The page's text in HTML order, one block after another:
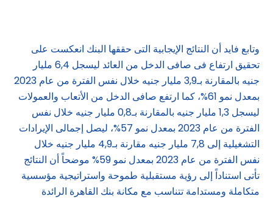
وتابع فايد أن النتائج الإيجابية التى حققها البنك انعكست على
تحقيق ارتفاع فى صافى الدخل من العائد ليسجل 6,4 مليار
جنيه بالمقارنة بـ3,9 مليار جنيه خلال نفس الفترة من عام 2023
بمعدل نمو 61%، كما ارتفع صافى الدخل من الأتعاب والعمولات
ليسجل 1,3 مليار جنيه بالمقارنة بـ0,8 مليار جنيه خلال نفس
الفترة من عام 2023 بمعدل نمو 57%، ليصل إجمالى الإيرادات
التشغيلية إلى 7,8 مليار جنيه مقارنة بـ4,9 مليار جنيه خلال
نفس الفترة من عام 2023 بمعدل نمو 59% موضحاً أن النتائج
تأتى استناداً إلى رؤية مستقبلية طموحة واستراتيجية مؤسسية
متكاملة ومستدامة تتناسب مع مكانة بنك القاهرة الرائدة